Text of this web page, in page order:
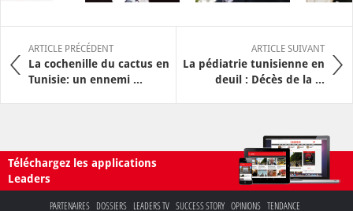
ARTICLE PRÉCÉDENT
La cochenille du cactus en
Tunisie: un ennemi ...
ARTICLE SUIVANT
La pédiatrie tunisienne en
deuil : Décès de la ...
Téléchargez les applications
Leaders
PARTENAIRES DOSSIERS LEADERS TV SUCCESS STORY OPINIONS TENDANCE